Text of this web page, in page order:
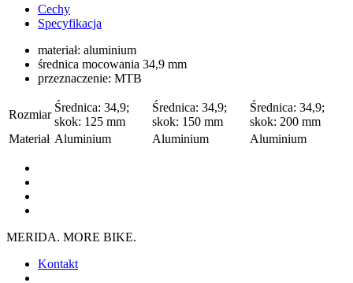
Cechy
Specyfikacja
materiał: aluminium
średnica mocowania 34,9 mm
przeznaczenie: MTB
Rozmiar
Średnica: 34,9;
skok: 125 mm
Średnica: 34,9;
skok: 150 mm
Średnica: 34,9;
skok: 200 mm
Materiał Aluminium Aluminium Aluminium
MERIDA. MORE BIKE.
Kontakt